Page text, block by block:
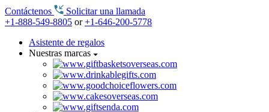
Contáctenos
Solicitar una llamada
+1-888-549-8805 or+1-646-200-5778
Asistente de regalos
Nuestras marcas